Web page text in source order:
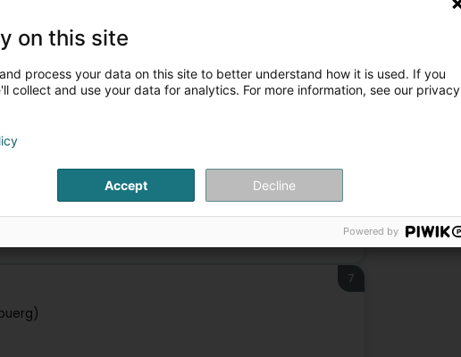
Service Datenmanagement Reporting Soparfi
7
on this site
process your data on this site to better understand how it is used. If you
collect and use your data for analytics. For more information, see our privacy
Accept Decline
Powered by